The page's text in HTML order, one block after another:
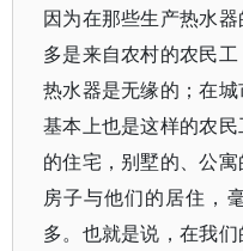
因为在那些生产热水
多是来自农村的农民
热水器是无缘的；在城
基本上也是这样的农
的住宅，别墅的、公
房子与他们的居住，
多。也就是说，在我